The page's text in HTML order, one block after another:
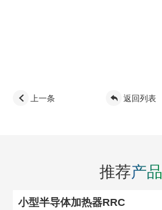
上一条 返回列表
推荐产品
小型半导体加热器RRC